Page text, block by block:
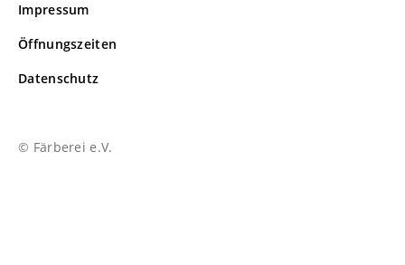
Impressum
Öffnungszeiten
Datenschutz
© Färberei e.V.